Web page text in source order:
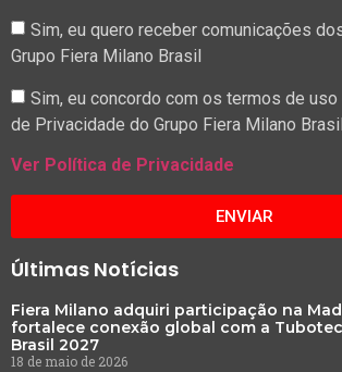
Sim, eu quero receber comunicações
Grupo Fiera Milano Brasil
Sim, eu concordo com os termos de
de Privacidade do Grupo Fiera Milano Brasil
Ver Política de Privacidade
ENVIAR
Últimas Notícias
Fiera Milano adquiri participação na
fortalece conexão global com a
Brasil 2027
18 de maio de 2026